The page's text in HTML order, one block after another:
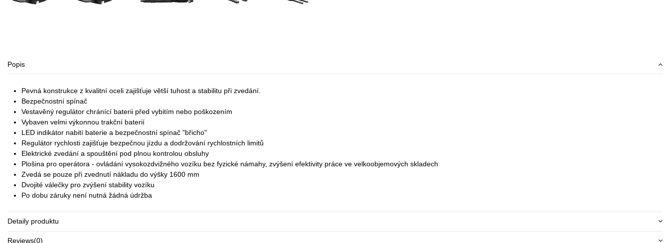
Popis
Pevná konstrukce z kvalitní oceli zajišťuje větší tuhost a stabilitu při zvedání.
Bezpečnostní spínač
Vestavěný regulátor chránící baterii před vybitím nebo poškozením
Vybaven velmi výkonnou trakční baterií
LED indikátor nabití baterie a bezpečnostní spínač "břicho"
Regulátor rychlosti zajišťuje bezpečnou jízdu a dodržování rychlostních limitů
Elektrické zvedání a spouštění pod plnou kontrolou obsluhy
Plošina pro operátora - ovládání vysokozdvižného vozíku bez fyzické námahy, zvýšení efektivity práce ve velkoobjemových skladech
Zvedá se pouze při zvednutí nákladu do výšky 1600 mm
Dvojité válečky pro zvýšení stability vozíku
Po dobu záruky není nutná žádná údržba
Detaily produktu
Reviews(0)